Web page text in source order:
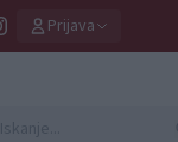
Prijava